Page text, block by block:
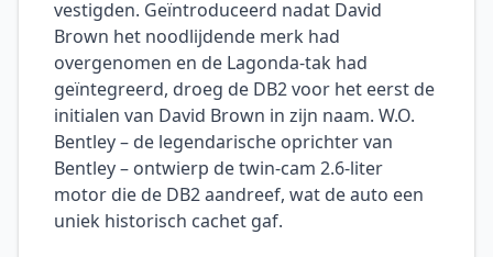
vestigden. Geïntroduceerd nadat David
Brown het noodlijdende merk had
overgenomen en de Lagonda-tak had
geïntegreerd, droeg de DB2 voor het eerst de
initialen van David Brown in zijn naam. W.O.
Bentley – de legendarische oprichter van
Bentley – ontwierp de twin-cam 2.6-liter
motor die de DB2 aandreef, wat de auto een
uniek historisch cachet gaf.